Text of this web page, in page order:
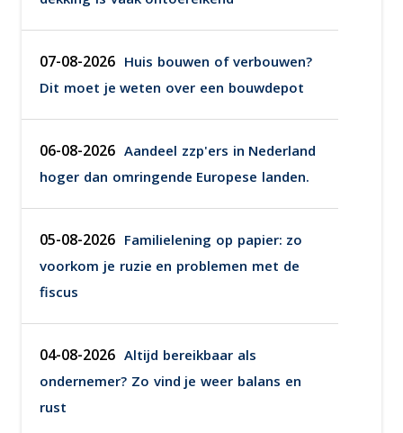
07-08-2026 Huis bouwen of verbouwen?
Dit moet je weten over een bouwdepot
06-08-2026 Aandeel zzp'ers in Nederland
hoger dan omringende Europese landen.
05-08-2026 Familielening op papier: zo
voorkom je ruzie en problemen met de
fiscus
04-08-2026 Altijd bereikbaar als
ondernemer? Zo vind je weer balans en
rust